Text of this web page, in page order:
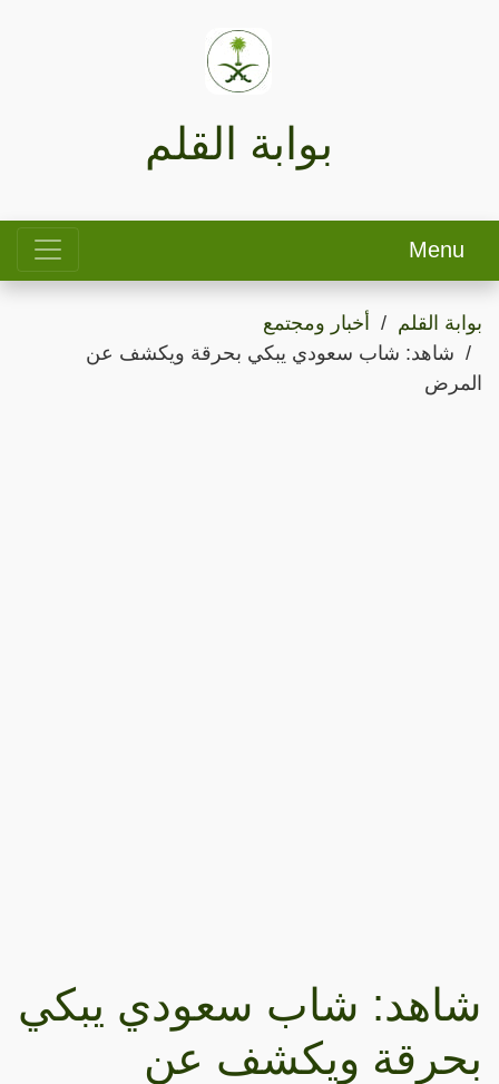
بوابة القلم
Menu
بوابة القلم
أخبار ومجتمع
شاهد: شاب سعودي يبكي بحرقة ويكشف عن
المرض
شاهد: شاب سعودي يبكي
بحرقة ويكشف عن